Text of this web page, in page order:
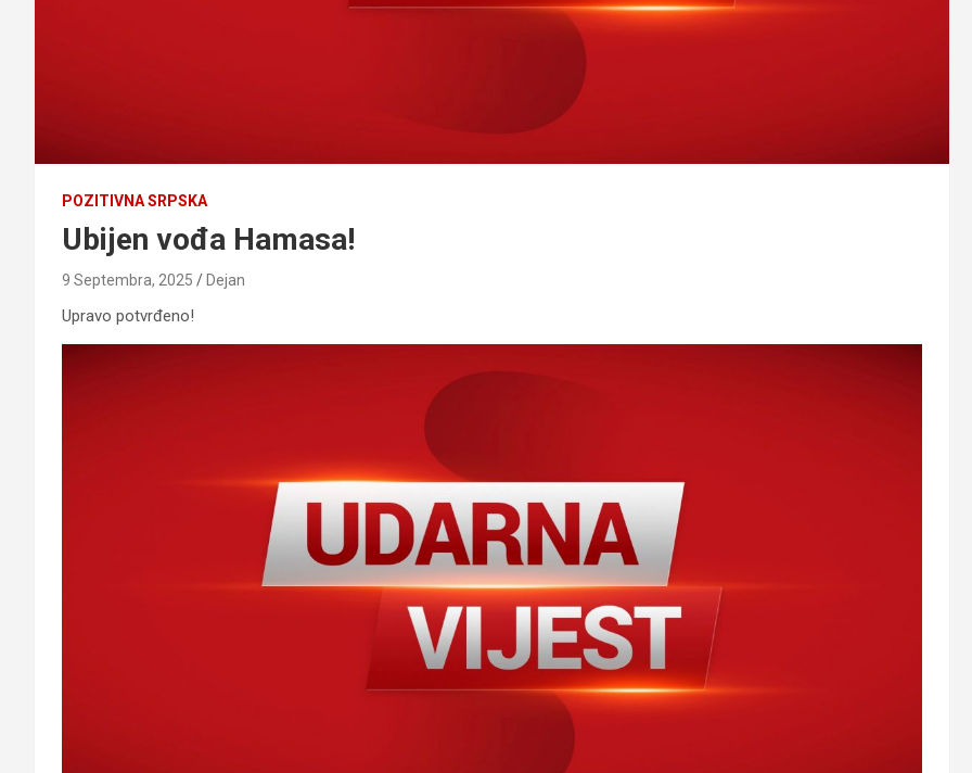
POZITIVNA SRPSKA
Ubijen vođa Hamasa!
9 Septembra, 2025 Dejan
Upravo potvrđeno!